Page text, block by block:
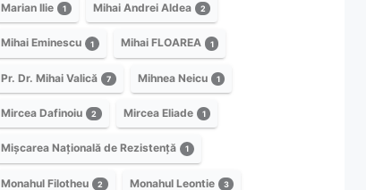
Marian Ilie 1 Mihai Andrei Aldea 2
Mihai Eminescu 1 Mihai FLOAREA 1
Pr. Dr. Mihai Valică 7 Mihnea Neicu 1
Mircea Dafinoiu 2 Mircea Eliade 1
Mișcarea Națională de Rezistență 1
Monahul Filotheu 2 Monahul Leontie 3